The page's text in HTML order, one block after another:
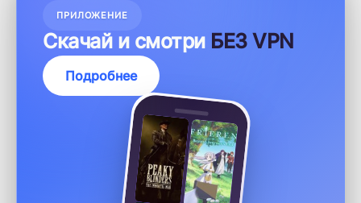
ПРИЛОЖЕНИЕ
Скачай и смотри БЕЗ VPN
Подробнее